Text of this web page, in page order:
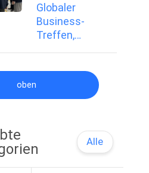
Globaler
Business-
Treffen,
oben
Alle